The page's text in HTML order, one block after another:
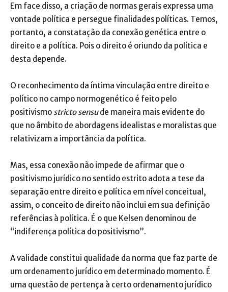
Em face disso, a criação de normas gerais expressa uma
vontade política e persegue finalidades políticas. Temos,
portanto, a constatação da conexão genética entre o
direito e a política. Pois o direito é oriundo da política e
desta depende.
O reconhecimento da íntima vinculação entre direito e
político no campo normogenético é feito pelo
positivismo stricto sensude maneira mais evidente do
que no âmbito de abordagens idealistas e moralistas que
relativizam a importância da política.
Mas, essa conexão não impede de afirmar que o
positivismo jurídico no sentido estrito adota a tese da
separação entre direito e política em nível conceitual,
assim, o conceito de direito não inclui em sua definição
referências à política. É o que Kelsen denominou de
“indiferença política do positivismo”.
A validade constitui qualidade da norma que faz parte de
um ordenamento jurídico em determinado momento. É
uma questão de pertença à certo ordenamento jurídico